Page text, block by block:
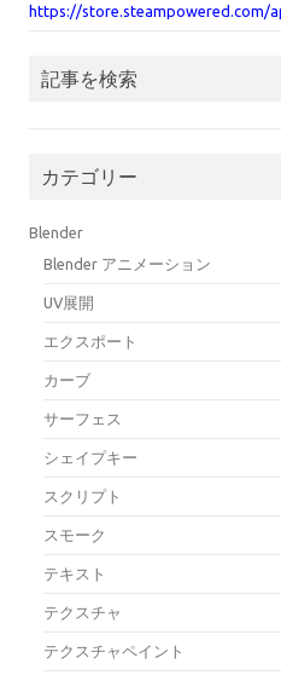
https://store.steampowered.com/
記事を検索
カテゴリー
Blender
Blender アニメーション
UV展開
エクスポート
カーブ
サーフェス
シェイプキー
スクリプト
スモーク
テキスト
テクスチャ
テクスチャペイント